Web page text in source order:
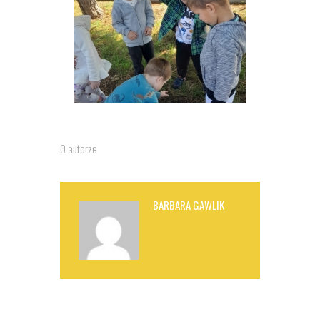
O autorze
BARBARA GAWLIK